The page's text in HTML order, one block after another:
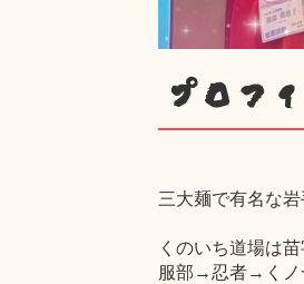
プロフ
三大麺で有名な
くのいち道場は
服部→忍者→くノ